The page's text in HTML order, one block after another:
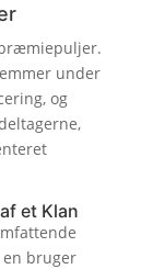
under
og
et Klan
en bruger